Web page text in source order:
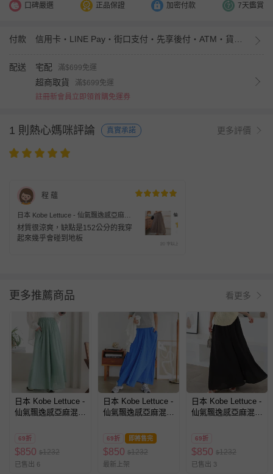
口碑嚴選 正品保證 加密付款 7天鑑賞
付款
配送 宅配 滿$699免運
超商取貨
滿$699免運
註冊新會員立即領首購免運券
1 則熱心媽咪評論 真實承諾 更多評價
程 蘊
日本 Kobe Lettuce - 仙氣飄逸感亞麻混
紡寬褲-卡其棕
材質很涼爽，缺點是152公分的我穿
起來幾乎會碰到地板
更多推薦商品 看更多
日本 Kobe Lettuce -
仙氣飄逸感亞麻混紡
69折
$850 $1232
已售出 6
日本 Kobe Lettuce -
仙氣飄逸感亞麻混紡
69折 即將售完
$850 $1232
最新上架
日本 Kobe Lettuce -
仙氣飄逸感亞麻混紡
69折
$850 $1232
已售出 3